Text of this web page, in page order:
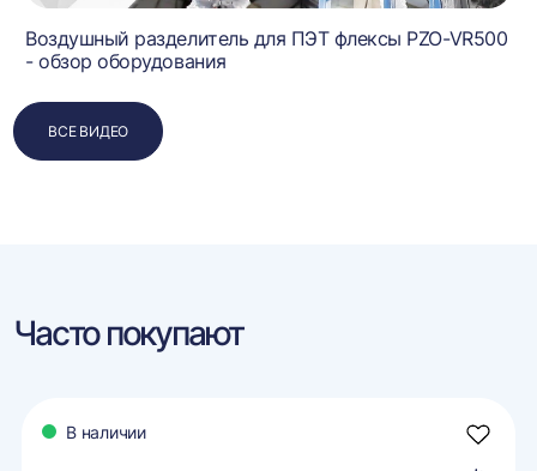
Воздушный разделитель для ПЭТ флексы PZO-VR500
- обзор оборудования
ВСЕ ВИДЕО
Часто покупают
В наличии